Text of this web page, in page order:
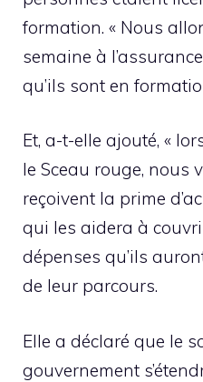
formation. « Nous
semaine à
qu’ils sont en
Et, a-t-elle ajouté, «
le Sceau rouge, nous
reçoivent la prime
qui les aidera à
dépenses qu’ils
de leur parcours.
Elle a déclaré que le
gouvernement